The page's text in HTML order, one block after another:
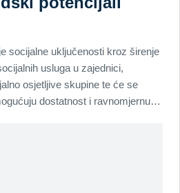
socijalne uključenosti kroz širenje
usluga u zajednici,
osjetljive skupine te će se
dostatnost i ravnomjernu…